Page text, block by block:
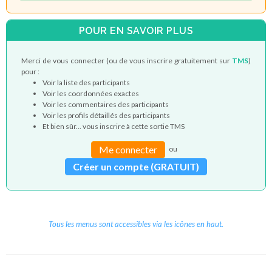
POUR EN SAVOIR PLUS
Merci de vous connecter (ou de vous inscrire gratuitement sur TMS)
pour :
Voir la liste des participants
Voir les coordonnées exactes
Voir les commentaires des participants
Voir les profils détaillés des participants
Et bien sûr... vous inscrire à cette sortie TMS
Me connecter ou
Créer un compte (GRATUIT)
Tous les menus sont accessibles via les icônes en haut.